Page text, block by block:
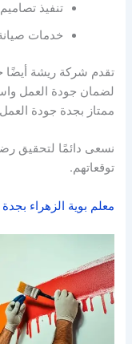
تنفيذ
خدمات
تقدم شركة ريشة أيضًا
لضمان جودة العمل
ممتاز بجدة جودة
نسعى دائمًا لتحقيق
توقعاتهم.
معلم بوية الزهراء بجدة